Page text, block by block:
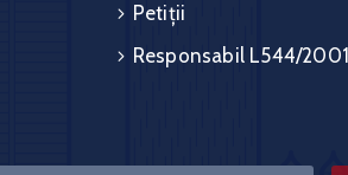
Petiții
Responsabil L544/2001